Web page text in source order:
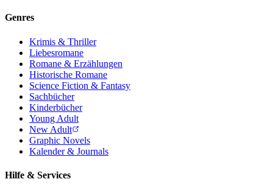
Genres
Krimis & Thriller
Liebesromane
Romane & Erzählungen
Historische Romane
Science Fiction & Fantasy
Sachbücher
Kinderbücher
Young Adult
New Adult
Graphic Novels
Kalender & Journals
Hilfe & Services